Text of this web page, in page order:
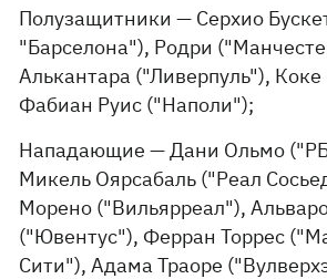
Полузащитники — Серхио
"Барселона"), Родри
Алькантара ("Ливерпуль"),
Фабиан Руис ("Наполи");
Нападающие — Дани Ольмо
Микель Оярсабаль ("Реал
Морено ("Вильярреал"),
("Ювентус"), Ферран Торрес
Сити"), Адама Траоре